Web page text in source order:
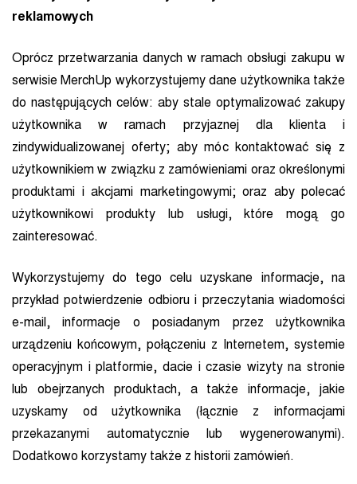
reklamowych
Oprócz przetwarzania danych w ramach obsługi zakupu w
serwisie MerchUp wykorzystujemy dane użytkownika także
do następujących celów: aby stale optymalizować zakupy
użytkownika w ramach przyjaznej dla klienta i
zindywidualizowanej oferty; aby móc kontaktować się z
użytkownikiem w związku z zamówieniami oraz określonymi
produktami i akcjami marketingowymi; oraz aby polecać
użytkownikowi produkty lub usługi, które mogą go
zainteresować.
Wykorzystujemy do tego celu uzyskane informacje, na
przykład potwierdzenie odbioru i przeczytania wiadomości
e-mail, informacje o posiadanym przez użytkownika
urządzeniu końcowym, połączeniu z Internetem, systemie
operacyjnym i platformie, dacie i czasie wizyty na stronie
lub obejrzanych produktach, a także informacje, jakie
uzyskamy od użytkownika (łącznie z informacjami
przekazanymi automatycznie lub wygenerowanymi).
Dodatkowo korzystamy także z historii zamówień.